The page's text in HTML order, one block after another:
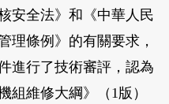
全法》和《中華人民
理條例》的有關要求，
進行了技術審評，認為
組維修大綱》（1版）